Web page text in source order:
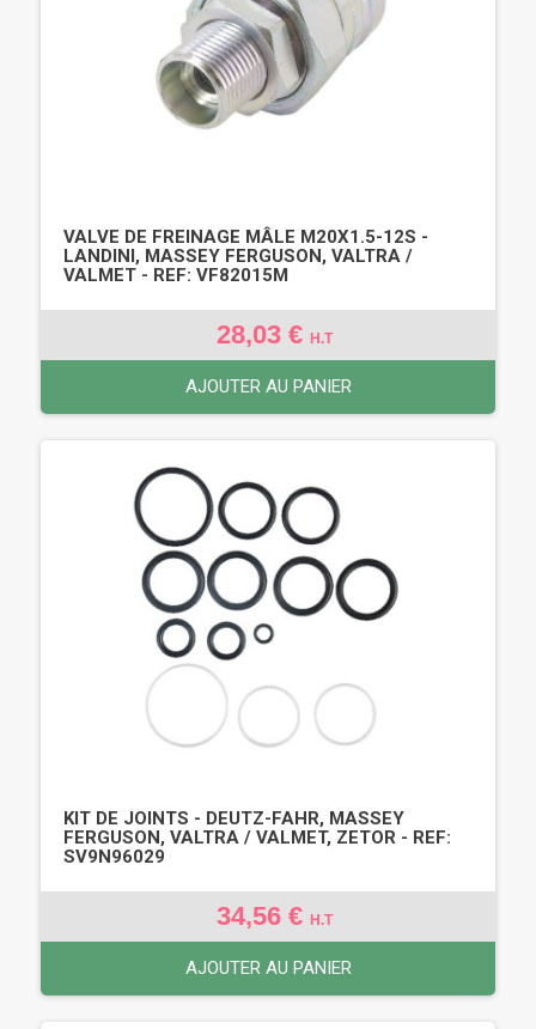
VALVE DE FREINAGE MÂLE M20X1.5-12S -
LANDINI, MASSEY FERGUSON, VALTRA /
VALMET - REF: VF82015M
28,03 € H.T
AJOUTER AU PANIER
KIT DE JOINTS - DEUTZ-FAHR, MASSEY
FERGUSON, VALTRA / VALMET, ZETOR - REF:
SV9N96029
34,56 € H.T
AJOUTER AU PANIER